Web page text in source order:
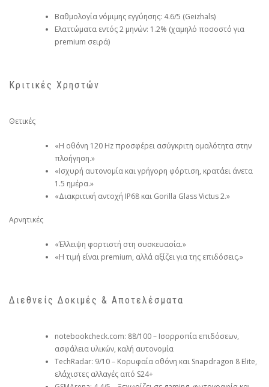
Βαθμολογία νόμιμης εγγύησης: 4.6/5 (Geizhals)
Ελαττώματα εντός 2 μηνών: 1.2% (χαμηλό ποσοστό για
premium σειρά)
Κριτικές Χρηστών
Θετικές
«Η οθόνη 120 Hz προσφέρει ασύγκριτη ομαλότητα στην
πλοήγηση.»
«Ισχυρή αυτονομία και γρήγορη φόρτιση, κρατάει άνετα
1.5 ημέρα.»
«Διακριτική αντοχή IP68 και Gorilla Glass Victus 2.»
Αρνητικές
«Έλλειψη φορτιστή στη συσκευασία.»
«Η τιμή είναι premium, αλλά αξίζει για της επιδόσεις.»
Διεθνείς Δοκιμές & Αποτελέσματα
notebookcheck.com: 88/100 – Ισορροπία επιδόσεων,
ασφάλεια υλικών, καλή αυτονομία
TechRadar: 9/10 – Κορυφαία οθόνη και Snapdragon 8 Elite,
ελάχιστες αλλαγές από S24+